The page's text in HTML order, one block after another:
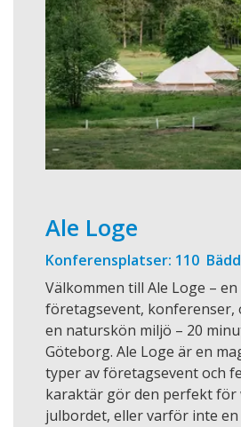
Ale Loge
Konferensplatser: 110
Välkommen till Ale Loge –
företagsevent, konferenser,
en naturskön miljö – 20
Göteborg. Ale Loge är en
typer av företagsevent och
karaktär gör den perfekt för
julbordet, eller varför inte en